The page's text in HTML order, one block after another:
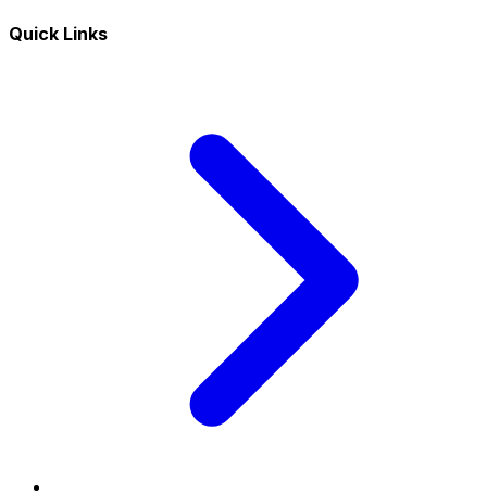
Quick Links